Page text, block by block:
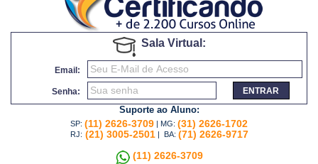
Sala Virtual:
Email:
Senha: ENTRAR
Suporte ao Aluno:
SP: (11) 2626-3709 | MG: (31) 2626-1702
RJ: (21) 3005-2501 | BA: (71) 2626-9717
(11) 2626-3709